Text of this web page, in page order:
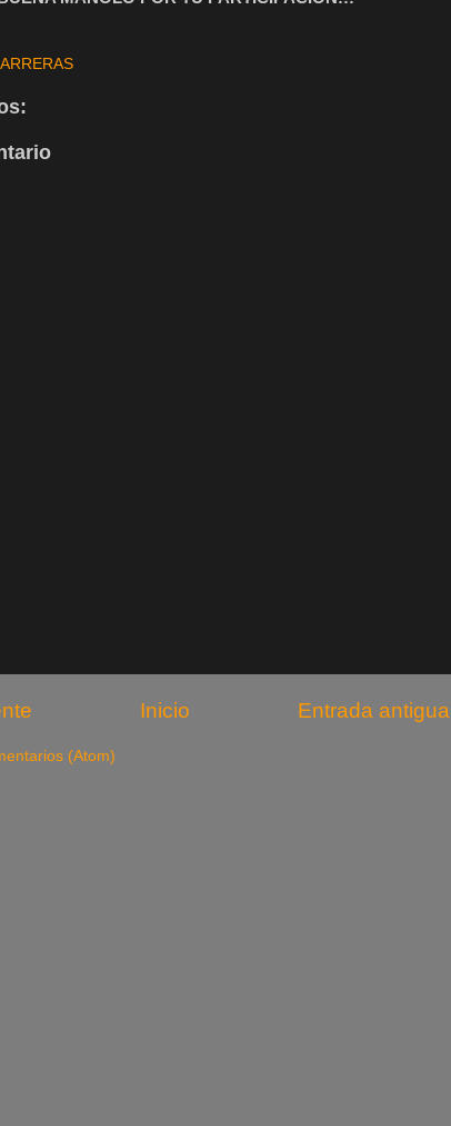
Entrada antigua
Inicio
(Atom)